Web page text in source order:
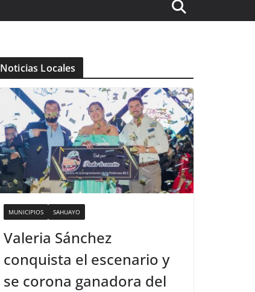
Noticias Locales
MUNICIPIOS SAHUAYO
Valeria Sánchez
conquista el escenario y
se corona ganadora del